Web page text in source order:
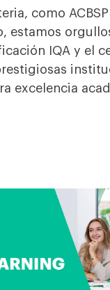
como ACBSP
estamos
IQA y el
excelencia